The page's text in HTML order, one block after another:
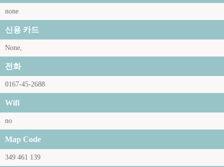
none
신용 카드
None,
전화
0167-45-2688
Wifi
no
Map Code
349 461 139